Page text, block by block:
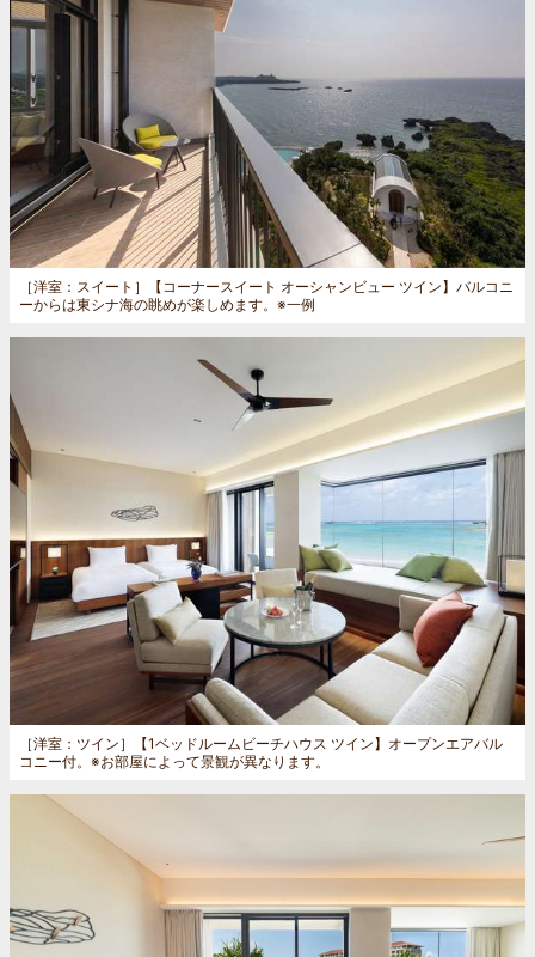
［洋室：スイート］
【コーナースイート オーシャンビュー ツイン】バルコニ
ーからは東シナ海の眺めが楽しめます。※一例
［洋室：ツイン］
【1ベッドルームビーチハウス ツイン】オープンエアバル
コニー付。※お部屋によって景観が異なります。